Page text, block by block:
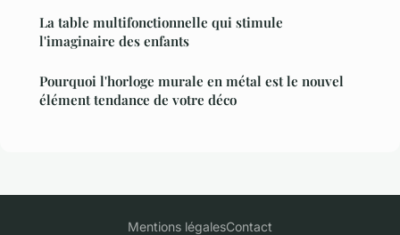
La table multifonctionnelle qui stimule
l'imaginaire des enfants
Pourquoi l'horloge murale en métal est le nouvel
élément tendance de votre déco
Mentions légalesContact